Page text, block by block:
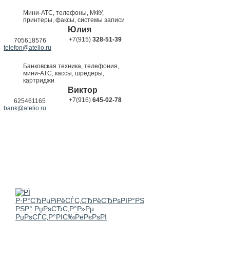
Мини-АТС, телефоны, МФУ,
принтеры, факсы, системы записи
Юлия
705618576 +7(915) 328-51-39
telefon@atelio.ru
Банковская техника, телефония,
мини-АТС, кассы, шредеры,
картриджи
Виктор
625461165 +7(916) 645-02-78
bank@atelio.ru